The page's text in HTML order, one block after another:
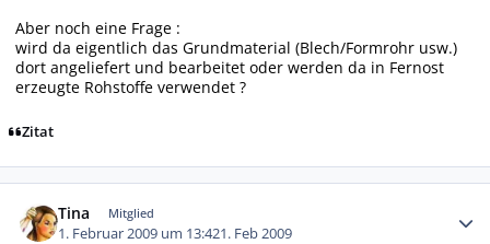
Aber noch eine Frage :
wird da eigentlich das Grundmaterial (Blech/Formrohr usw.)
dort angeliefert und bearbeitet oder werden da in Fernost
erzeugte Rohstoffe verwendet ?
Zitat
Tina Mitglied
1. Februar 2009 um 13:421. Feb 2009